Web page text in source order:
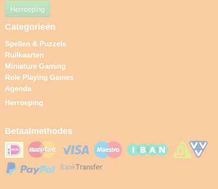
Herroeping
Categorieën
Spellen & Puzzels
Ruilkaarten
Miniature Gaming
Role Playing Games
Agenda
Herroeping
Betaalmethodes